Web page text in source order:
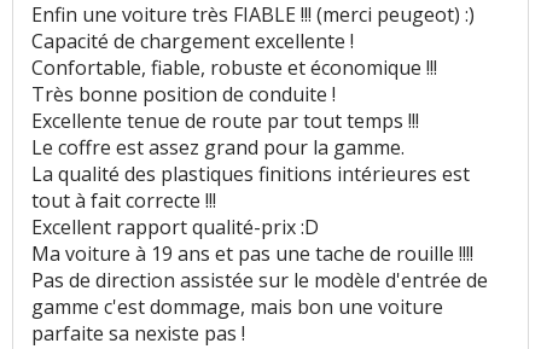
Enfin une voiture très FIABLE !!! (merci peugeot) :)
Capacité de chargement excellente !
Confortable, fiable, robuste et économique !!!
Très bonne position de conduite !
Excellente tenue de route par tout temps !!!
Le coffre est assez grand pour la gamme.
La qualité des plastiques finitions intérieures est
tout à fait correcte !!!
Excellent rapport qualité-prix :D
Ma voiture à 19 ans et pas une tache de rouille !!!!
Pas de direction assistée sur le modèle d'entrée de
gamme c'est dommage, mais bon une voiture
parfaite sa nexiste pas !